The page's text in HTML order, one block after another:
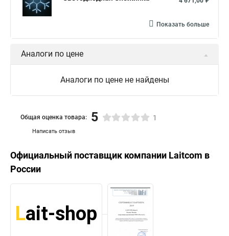
Показать больше
Аналоги по цене
Аналоги по цене не найдены
Написать отзыв
Общая оценка товара: 5 1
Официальный поставщик компании Laitcom в
России